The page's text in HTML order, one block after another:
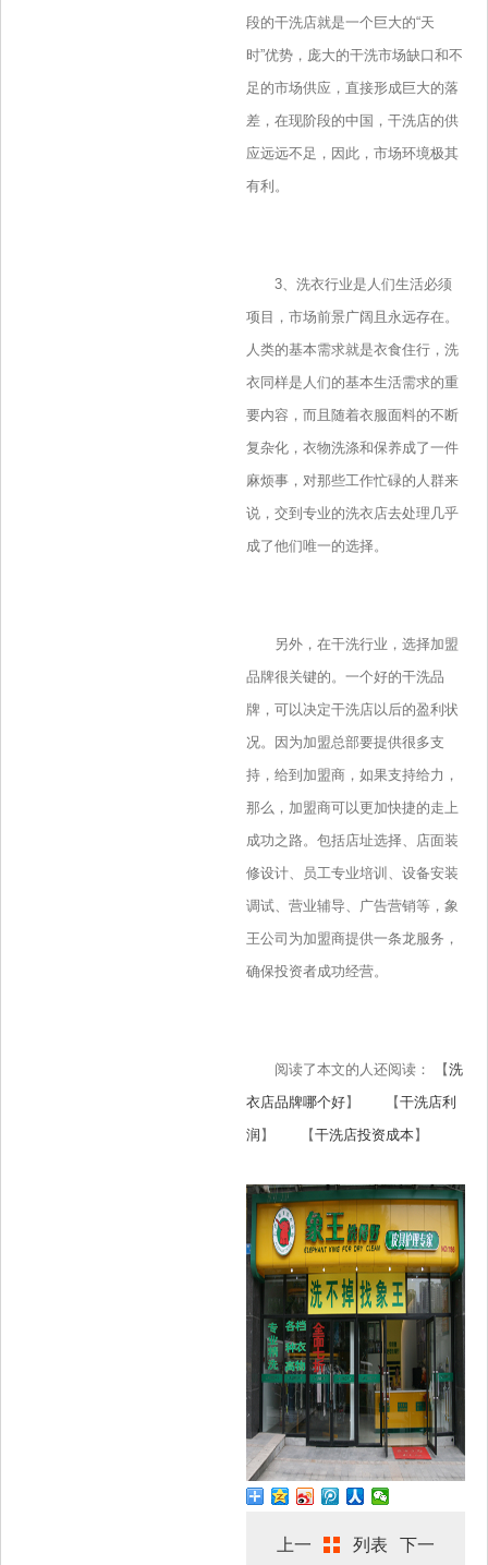
段的干洗店就是一个巨大的“天
时”优势，庞大的干洗市场缺口和不
足的市场供应，直接形成巨大的落
差，在现阶段的中国，干洗店的供
应远远不足，因此，市场环境极其
有利。
3、洗衣行业是人们生活必须
项目，市场前景广阔且永远存在。
人类的基本需求就是衣食住行，洗
衣同样是人们的基本生活需求的重
要内容，而且随着衣服面料的不断
复杂化，衣物洗涤和保养成了一件
麻烦事，对那些工作忙碌的人群来
说，交到专业的洗衣店去处理几乎
成了他们唯一的选择。
另外，在干洗行业，选择加盟
品牌很关键的。一个好的干洗品
牌，可以决定干洗店以后的盈利状
况。因为加盟总部要提供很多支
持，给到加盟商，如果支持给力，
那么，加盟商可以更加快捷的走上
成功之路。包括店址选择、店面装
修设计、员工专业培训、设备安装
调试、营业辅导、广告营销等，象
王公司为加盟商提供一条龙服务，
确保投资者成功经营。
阅读了本文的人还阅读： 【洗
衣店品牌哪个好】 【干洗店利
润 】 【干洗店投资成本】
上一 列表 下一